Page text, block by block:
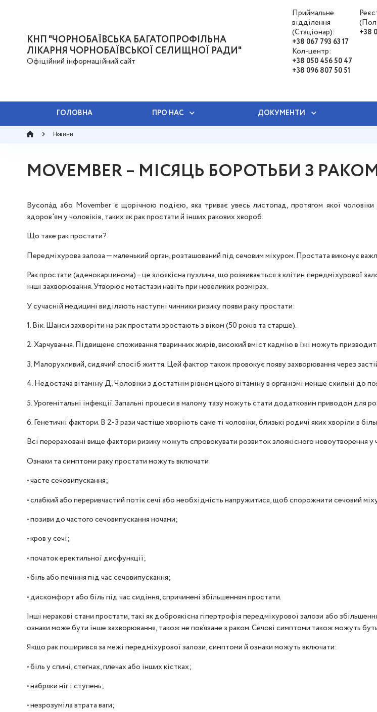
КНП "ЧОРНОБАЇВСЬКА БАГАТОПРОФІЛЬНА
ЛІКАРНЯ ЧОРНОБАЇВСЬКОЇ СЕЛИЩНОЇ РАДИ"
Офіційний інформаційний сайт
Приймальне
відділення
(Стаціонар):
+38 067 793 63 17
+38
Кол-центр:
+38 050 456 50 47
+38 096 807 50 51
ГОЛОВНА ПРО НАС ДОКУМЕНТИ
Новини
MOVEMBER – МІСЯЦЬ БОРОТЬБИ З
Вусопа́д або Movember є щорічною подією, яка триває увесь листопад, протягом якої
здоров'ям у чоловіків, таких як рак простати й інших ракових хвороб.
Що таке рак простати?
Передміхурова залоза — маленький орган, розташований під сечовим міхуром. Простата виконує
Рак простати (аденокарцинома) – це злоякісна пухлина, що розвивається з клітин передміхурової
інші захворювання. Утворює метастази навіть при невеликих розмірах.
У сучасній медицині виділяють наступні чинники ризику появи раку простати:
1. Вік. Шанси захворіти на рак простати зростають з віком (50 років та старше).
2. Харчування. Підвищене споживання тваринних жирів, високий вміст кадмію в їжі можуть
3. Малорухливий, сидячий спосіб життя. Цей фактор також провокує появу захворювання через
4. Недостача вітаміну Д. Чоловіки з достатнім рівнем цього вітаміну в організмі менше схильні до
5. Урогенітальні інфекції. Запальні процеси в малому тазу можуть стати додатковим приводом для
6. Генетичні фактори. В 2-3 рази частіше хворіють саме ті чоловіки, близькі родичі яких хворіли в
Всі перераховані вище фактори ризику можуть спровокувати розвиток злоякісного новоутворення у
Ознаки та симптоми раку простати можуть включати
• часте сечовипускання;
• слабкий або переривчастий потік сечі або необхідність напружитися, щоб спорожнити сечовий
• позиви до частого сечовипускання ночами;
• кров у сечі;
• початок еректильної дисфункції;
• біль або печіння під час сечовипускання;
• дискомфорт або біль під час сидіння, спричинені збільшенням простати.
Інші неракові стани простати, такі як доброякісна гіпертрофія передміхурової залози або
ознаки може бути інше захворювання, також не пов’язане з раком. Сечові симптоми також можуть
Якщо рак поширився за межі передміхурової залози, симптоми й ознаки можуть включати:
• біль у спині, стегнах, плечах або інших кістках;
• набряки ніг і ступень;
• незрозуміла втрата ваги;